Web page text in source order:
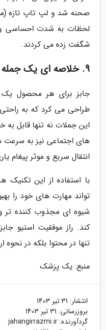
صحنه شد و لپ تاپ تازه
لحظات به شدت احساسی و
شگفت زده می کردند.
9. خلاصه ای یک جمله ای از محصول
جابز برای هر محصول
طراحی می کرد که به
این جملات نه تنها قابل به
های اجتماعی نیز به
انتقال سریع و موثر پیغام
با استفاده از این
تواند مهارت های خود را
شیوه ای مجذوب کننده تر
کند. راز موفقیت استیو
تنها در محتوا بلکه در نحوه
منبع: یک پزشک
انتشار: 31 تیر 1403
بروزرسانی: 31 تیر 1403
گردآورنده: jahangirrazmi.ir